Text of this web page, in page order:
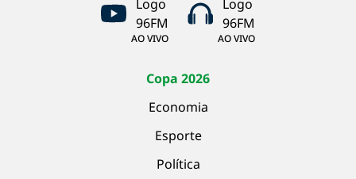
AO VIVO AO VIVO
Copa 2026
Economia
Esporte
Política